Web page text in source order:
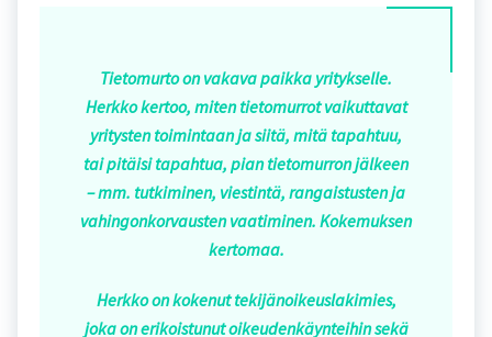
Tietomurto on vakava paikka yritykselle.
Herkko kertoo, miten tietomurrot vaikuttavat
yritysten toimintaan ja siitä, mitä tapahtuu,
tai pitäisi tapahtua, pian tietomurron jälkeen
– mm. tutkiminen, viestintä, rangaistusten ja
vahingonkorvausten vaatiminen. Kokemuksen
kertomaa.
Herkko on kokenut tekijänoikeuslakimies,
joka on erikoistunut oikeudenkäynteihin sekä